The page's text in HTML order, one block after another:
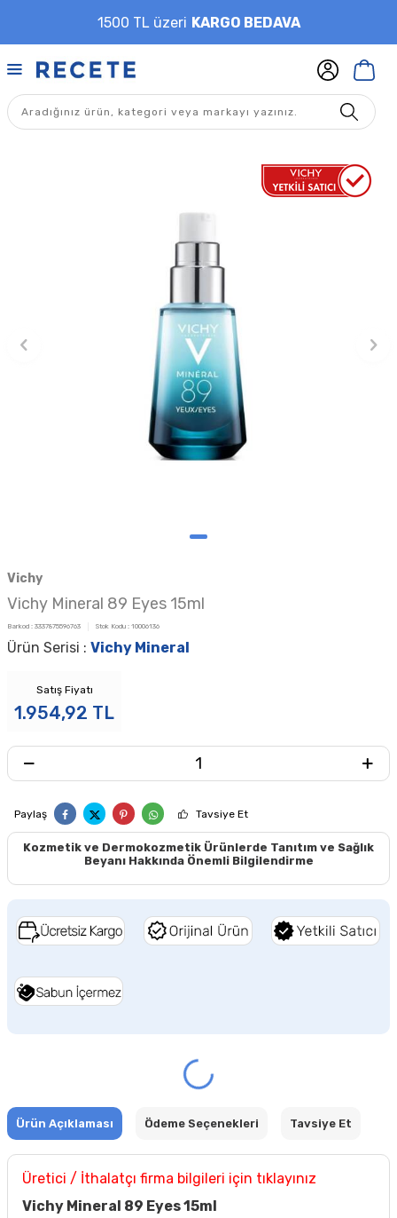
1500 TL üzeri KARGO BEDAVA
Vichy
Vichy Mineral 89 Eyes 15ml
Barkod : 3337875596763 Stok Kodu : 10006136
Ürün Serisi : Vichy Mineral
Satış Fiyatı
1.954,92 TL
Paylaş Tavsiye Et
Kozmetik ve Dermokozmetik Ürünlerde Tanıtım ve Sağlık
Beyanı Hakkında Önemli Bilgilendirme
Ürün Açıklaması Ödeme Seçenekleri Tavsiye Et
Üretici / İthalatçı firma bilgileri için tıklayınız
Vichy Mineral 89 Eyes 15ml